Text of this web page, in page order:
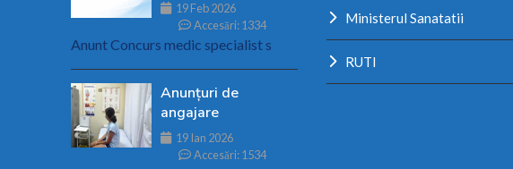
19 Feb 2026
Accesări: 1334
Anunt Concurs medic specialist s
Anunțuri de
angajare
19 Ian 2026
Accesări: 1534
Ministerul Sanatatii
RUTI